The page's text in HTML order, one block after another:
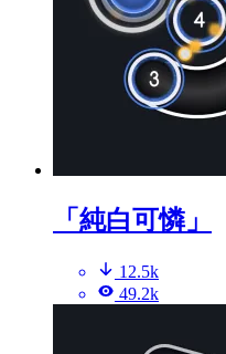
「純白可憐」
12.5k
49.2k